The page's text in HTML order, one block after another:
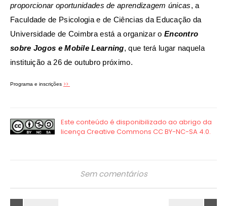
proporcionar oportunidades de aprendizagem únicas, a
Faculdade de Psicologia e de Ciências da Educação da
Universidade de Coimbra está a organizar o Encontro
sobre Jogos e Mobile Learning, que terá lugar naquela
instituição a 26 de outubro próximo.
Programa e inscrições >>
Sem comentários